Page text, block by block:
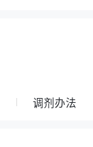
调剂办法